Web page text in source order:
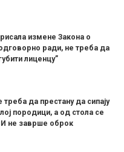
измене Закона о
ради, не треба да
лиценцу”
да престану да сипају
породици, а од стола се
не заврше оброк